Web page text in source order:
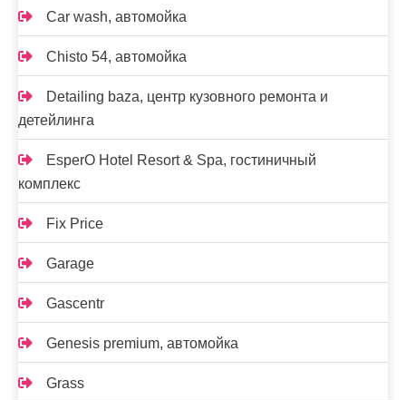
Car wash, автомойка
Chisto 54, автомойка
Detailing baza, центр кузовного ремонта и
детейлинга
EsperO Hotel Resort & Spa, гостиничный
комплекс
Fix Price
Garage
Gascentr
Genesis premium, автомойка
Grass